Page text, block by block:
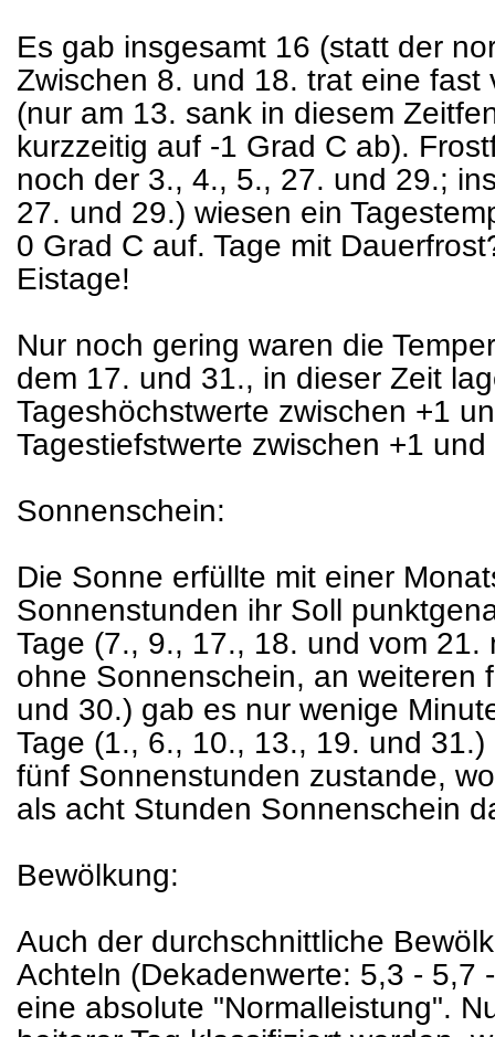
Es gab insgesamt 16 (statt der
Zwischen 8. und 18. trat eine fast
(nur am 13. sank in diesem
kurzzeitig auf -1 Grad C ab).
noch der 3., 4., 5., 27. und 29.;
27. und 29.) wiesen ein
0 Grad C auf. Tage mit
Eistage!
Nur noch gering waren die
dem 17. und 31., in dieser Zeit
Tageshöchstwerte zwischen +1
Tagestiefstwerte zwischen +1
Sonnenschein:
Die Sonne erfüllte mit einer
Sonnenstunden ihr Soll
Tage (7., 9., 17., 18. und vom
ohne Sonnenschein, an weiteren
und 30.) gab es nur wenige
Tage (1., 6., 10., 13., 19. und
fünf Sonnenstunden zustande,
als acht Stunden Sonnenschein
Bewölkung:
Auch der durchschnittliche
Achteln (Dekadenwerte: 5,3 - 5,7
eine absolute "Normalleistung".